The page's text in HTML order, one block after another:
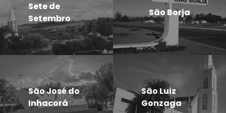
Sete de
Setembro
São Borja
São José do
Inhacorá
São Luiz
Gonzaga